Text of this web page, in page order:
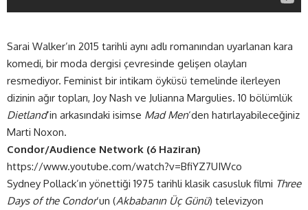
Sarai Walker’ın 2015 tarihli aynı adlı romanından uyarlanan kara
komedi, bir moda dergisi çevresinde gelişen olayları
resmediyor. Feminist bir intikam öyküsü temelinde ilerleyen
dizinin ağır topları, Joy Nash ve Julianna Margulies. 10 bölümlük
Dietland‘in arkasındaki isimse Mad Men‘den hatırlayabileceğiniz
Marti Noxon.
Condor/Audience Network (6 Haziran)
https://www.youtube.com/watch?v=BfiYZ7UIWco
Sydney Pollack’ın yönettiği 1975 tarihli klasik casusluk filmi Three
Days of the Condor‘un (Akbabanın Üç Günü) televizyon